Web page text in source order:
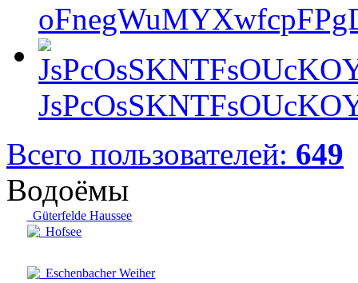
Всего пользователей: 649
Водоёмы
Güterfelde Haussee
Hofsee
Eschenbacher Weiher